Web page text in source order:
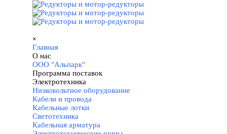
Перейти к контенту
×
Главная
О нас
ООО "Альпарк"
Программа поставок
Электротехника
Низковольтное оборудование
Кабели и провода
Кабельные лотки
Светотехника
Кабельная арматура